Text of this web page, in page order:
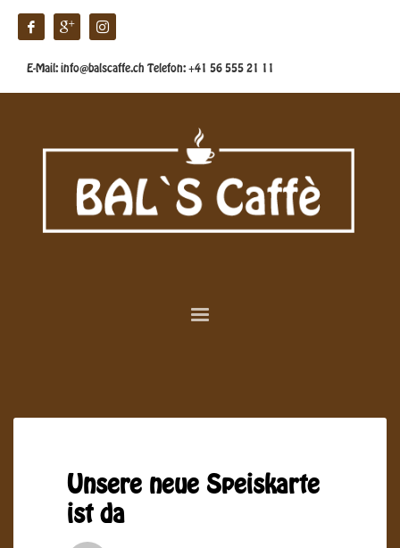
E-Mail: info@balscaffe.ch Telefon: +41 56 555 21 11
Unsere neue Speiskarte
ist da